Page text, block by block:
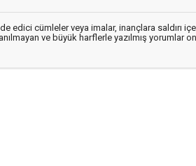
edici cümleler veya imalar, inançlara saldırı
ve büyük harflerle yazılmış yorumlar